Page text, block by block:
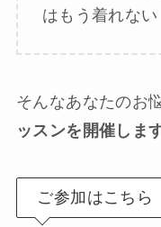
はもう着れない
そんなあなたのお
ッスンを開催しま
ご参加はこちら